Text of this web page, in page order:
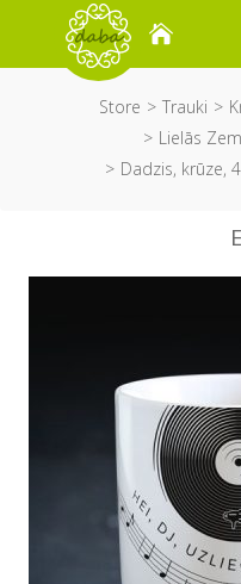
Store Trauki
Lielās
Dadzis, krūze,